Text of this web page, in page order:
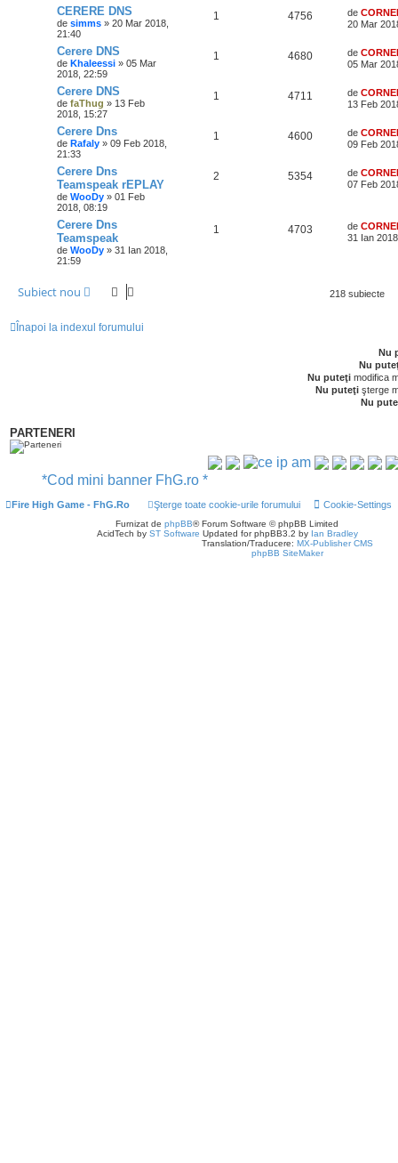
CERERE DNS
de simms » 20 Mar 2018,
21:40
1 4756 de
20 Mar
Cerere DNS
de Khaleessi » 05 Mar
2018, 22:59
1 4680 de
05 Mar
Cerere DNS
de faThug » 13 Feb
2018, 15:27
1 4711 de
13 Feb
Cerere Dns
de Rafaly » 09 Feb 2018,
21:33
1 4600 de
09 Feb
Cerere Dns
Teamspeak rEPLAY
de WooDy » 01 Feb
2018, 08:19
2 5354 de
07 Feb
Cerere Dns
Teamspeak
de WooDy » 31 Ian 2018,
21:59
1 4703 de
31 Ian
Subiect nou 218 subiecte
Înapoi la indexul forumului
Nu
Nu
Nu puteţi modifica
Nu puteţi şterge
Nu
PARTENERI
*Cod mini banner FhG.ro *
Fire High Game - FhG.Ro Cookie-Settings
Şterge toate cookie-urile forumului
Furnizat de phpBB® Forum Software © phpBB Limited
AcidTech by ST Software Updated for phpBB3.2 by Ian Bradley
Translation/Traducere: MX-Publisher CMS
phpBB SiteMaker